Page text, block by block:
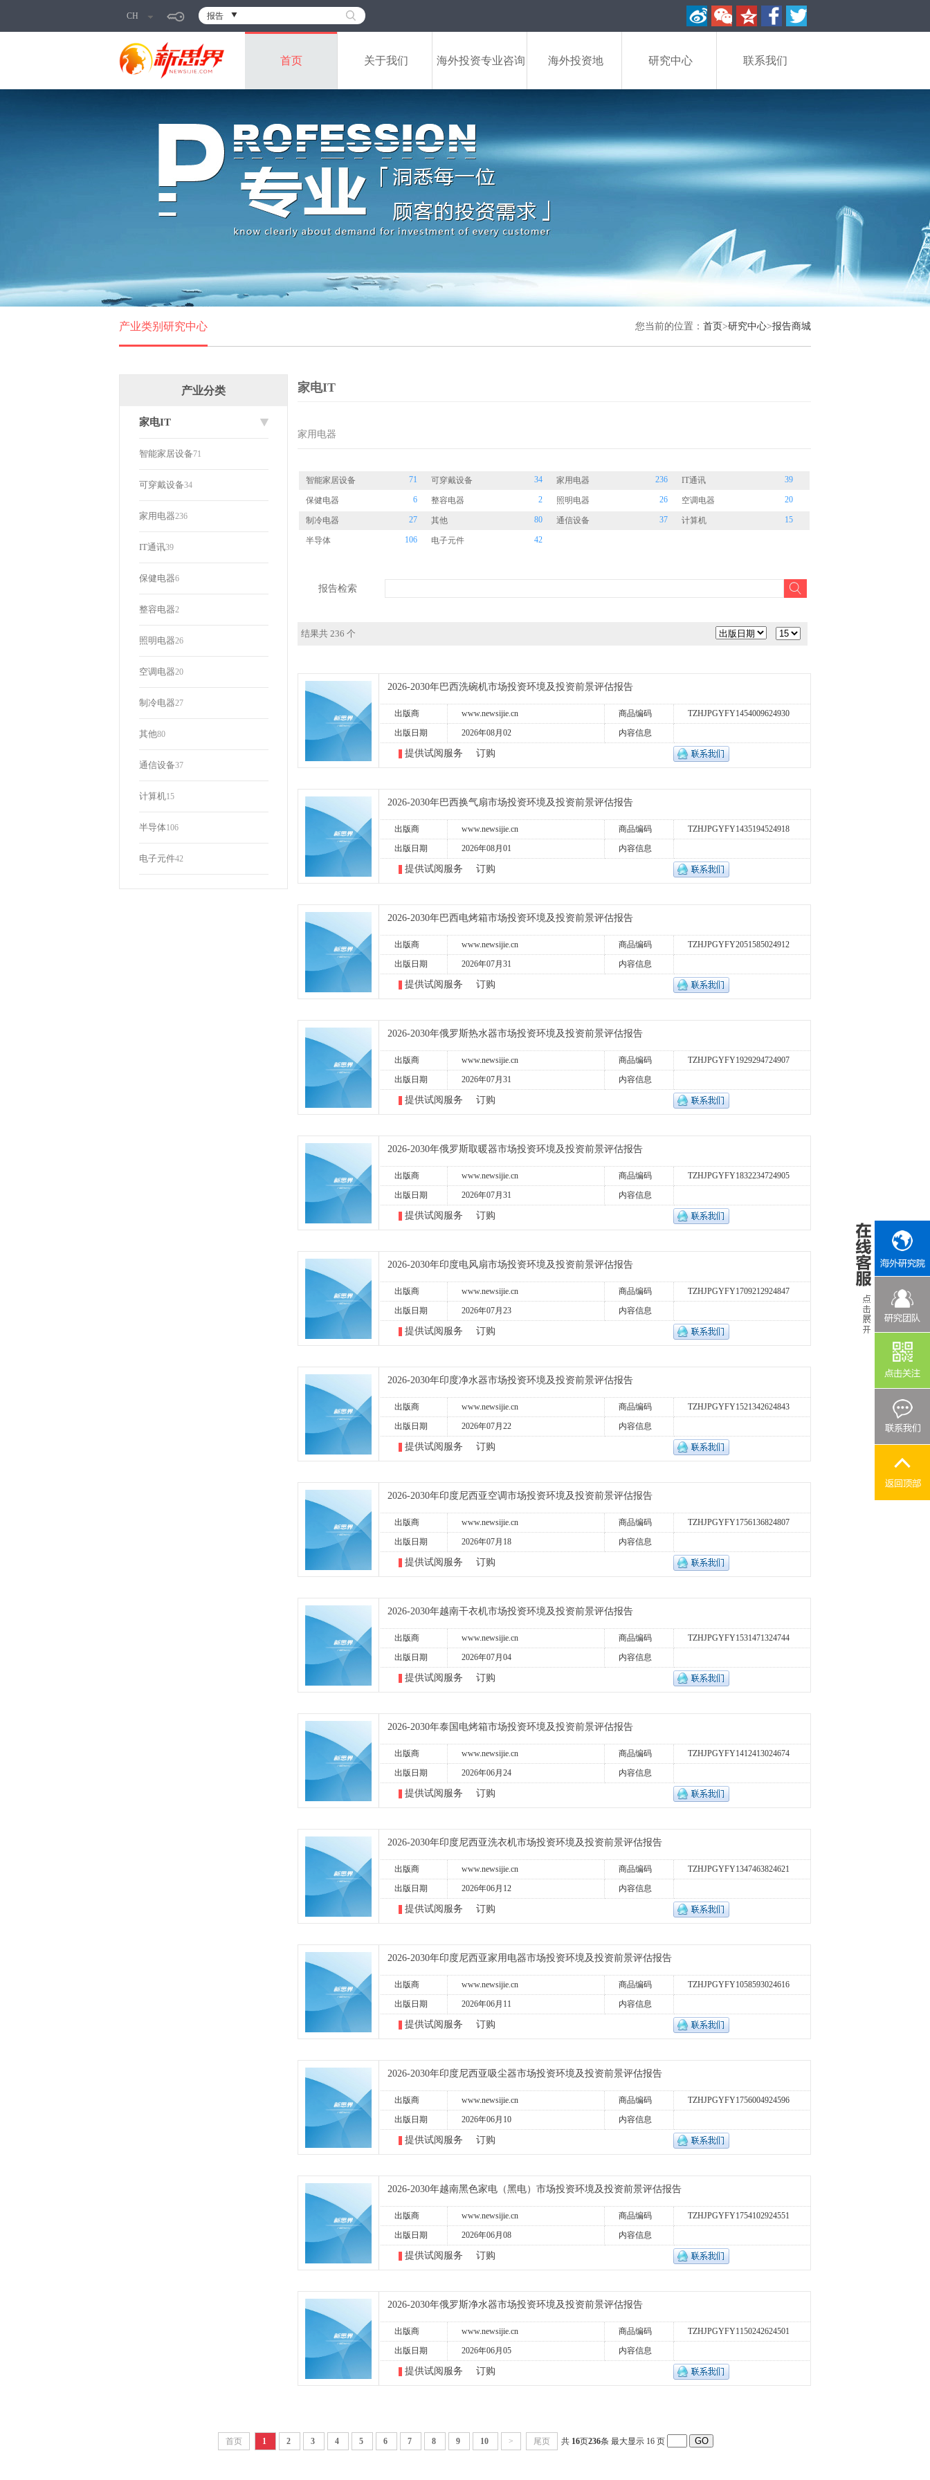
CH 报告
首页 关于我们 海外投资专业咨询 海外投资地 研究中心 联系我们
您当前的位置： 首页>研究中心>报告商城
产业类别研究中心
产业分类
家电IT
智能家居设备71
可穿戴设备34
家用电器236
IT通讯39
保健电器6
整容电器2
照明电器26
空调电器20
制冷电器27
其他80
通信设备37
计算机15
半导体106
电子元件42
家电IT
家用电器
智能家居设备 71 可穿戴设备 34 家用电器 236 IT通讯 39
保健电器 6 整容电器 2 照明电器 26 空调电器 20
制冷电器 27 其他 80 通信设备 37 计算机 15
半导体 106 电子元件 42
报告检索
结果共 236 个
2026-2030年巴西洗碗机市场投资环境及投资前景评估报告
出版商 www.newsijie.cn 商品编码
TZHJPGYFY1454009624930
出版日期
2026年08月02 内容信息
提供试阅服务 订购
2026-2030年巴西换气扇市场投资环境及投资前景评估报告
出版商 www.newsijie.cn 商品编码
TZHJPGYFY1435194524918
出版日期
2026年08月01 内容信息
提供试阅服务 订购
2026-2030年巴西电烤箱市场投资环境及投资前景评估报告
出版商 www.newsijie.cn 商品编码
TZHJPGYFY2051585024912
出版日期
2026年07月31 内容信息
提供试阅服务 订购
2026-2030年俄罗斯热水器市场投资环境及投资前景评估报告
出版商 www.newsijie.cn 商品编码
TZHJPGYFY1929294724907
出版日期
2026年07月31 内容信息
提供试阅服务 订购
2026-2030年俄罗斯取暖器市场投资环境及投资前景评估报告
出版商 www.newsijie.cn 商品编码
TZHJPGYFY1832234724905
出版日期
2026年07月31 内容信息
提供试阅服务 订购
2026-2030年印度电风扇市场投资环境及投资前景评估报告
出版商 www.newsijie.cn 商品编码
TZHJPGYFY1709212924847
出版日期
2026年07月23 内容信息
提供试阅服务 订购
2026-2030年印度净水器市场投资环境及投资前景评估报告
出版商 www.newsijie.cn 商品编码
TZHJPGYFY1521342624843
出版日期
2026年07月22 内容信息
提供试阅服务 订购
2026-2030年印度尼西亚空调市场投资环境及投资前景评估报告
出版商 www.newsijie.cn 商品编码
TZHJPGYFY1756136824807
出版日期
2026年07月18 内容信息
提供试阅服务 订购
2026-2030年越南干衣机市场投资环境及投资前景评估报告
出版商 www.newsijie.cn 商品编码
TZHJPGYFY1531471324744
出版日期
2026年07月04 内容信息
提供试阅服务 订购
2026-2030年泰国电烤箱市场投资环境及投资前景评估报告
出版商 www.newsijie.cn 商品编码
TZHJPGYFY1412413024674
出版日期
2026年06月24 内容信息
提供试阅服务 订购
2026-2030年印度尼西亚洗衣机市场投资环境及投资前景评估报告
出版商 www.newsijie.cn 商品编码
TZHJPGYFY1347463824621
出版日期
2026年06月12 内容信息
提供试阅服务 订购
2026-2030年印度尼西亚家用电器市场投资环境及投资前景评估报告
出版商 www.newsijie.cn 商品编码
TZHJPGYFY1058593024616
出版日期
2026年06月11 内容信息
提供试阅服务 订购
2026-2030年印度尼西亚吸尘器市场投资环境及投资前景评估报告
出版商 www.newsijie.cn 商品编码
TZHJPGYFY1756004924596
出版日期
2026年06月10 内容信息
提供试阅服务 订购
2026-2030年越南黑色家电（黑电）市场投资环境及投资前景评估报告
出版商 www.newsijie.cn 商品编码
TZHJPGYFY1754102924551
出版日期
2026年06月08 内容信息
提供试阅服务 订购
2026-2030年俄罗斯净水器市场投资环境及投资前景评估报告
出版商 www.newsijie.cn 商品编码
TZHJPGYFY1150242624501
出版日期
2026年06月05 内容信息
提供试阅服务 订购
首页 1 2 3 4 5 6 7 8 9 10 > 尾页 共 16页236条 最大显示 16 页